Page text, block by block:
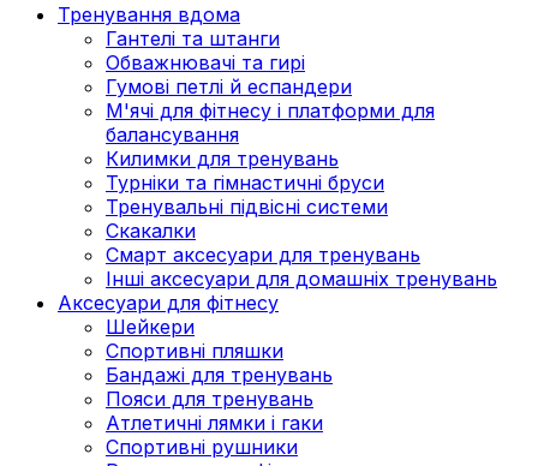
Тренування вдома
Гантелі та штанги
Обважнювачі та гирі
Гумові петлі й еспандери
М'ячі для фітнесу і платформи для
балансування
Килимки для тренувань
Турніки та гімнастичні бруси
Тренувальні підвісні системи
Скакалки
Смарт аксесуари для тренувань
Інші аксесуари для домашніх тренувань
Аксесуари для фітнесу
Шейкери
Спортивні пляшки
Бандажі для тренувань
Пояси для тренувань
Атлетичні лямки і гаки
Спортивні рушники